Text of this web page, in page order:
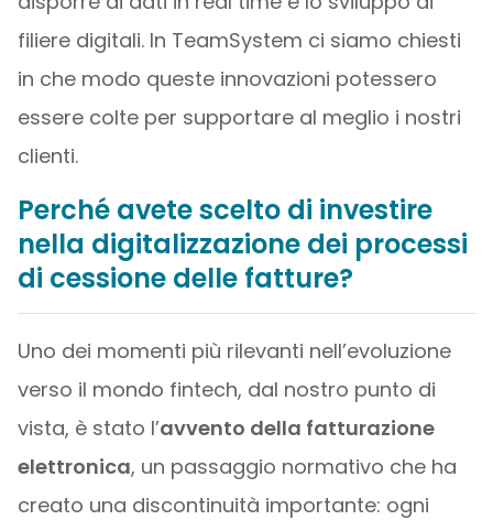
filiere digitali. In TeamSystem ci siamo chiesti
in che modo queste innovazioni potessero
essere colte per supportare al meglio i nostri
clienti.
Perché avete scelto di investire
nella digitalizzazione dei processi
di cessione delle fatture?
Uno dei momenti più rilevanti nell’evoluzione
verso il mondo fintech, dal nostro punto di
vista, è stato l’avvento della fatturazione
elettronica, un passaggio normativo che ha
creato una discontinuità importante: ogni